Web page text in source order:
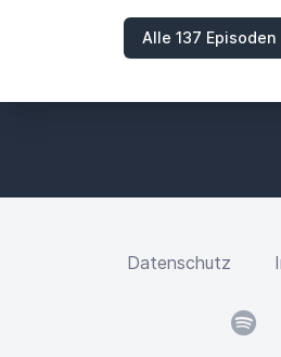
Alle 137
Datenschutz
Spotify